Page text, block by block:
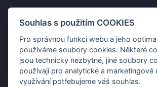
Prokop pro Vás vybírá z obslužného úseku na
nejlepší cenu z letáku!
Kup špekáčky od Váhaly a vyhraj s
29.07
Prokop pro Vás vybírá na víkendovku ty
Souhlas s použitím COOKIES
Pro správnou funkci webu a jeho
používáme soubory cookies. Některé
jsou technicky nezbytné, jiné soubory
používají pro analytické a marketingové
využívání potřebujeme váš souhlas.